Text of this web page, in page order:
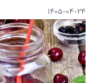
۱۴۰۵-۰۴-۲۴